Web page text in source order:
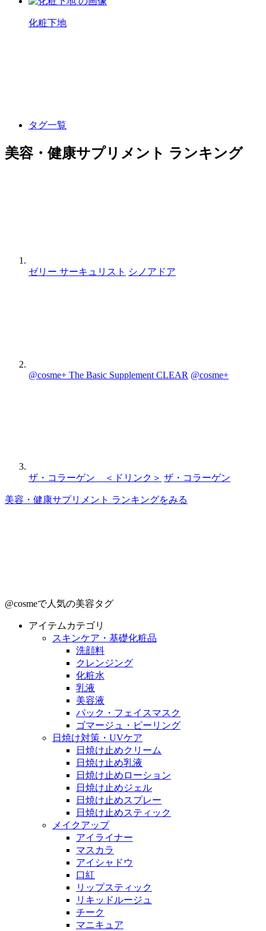
化粧下地
タグ一覧
美容・健康サプリメント ランキング
ゼリー サーキュリスト シノアドア
@cosme+ The Basic Supplement CLEAR @cosme+
ザ・コラーゲン ＜ドリンク＞ ザ・コラーゲン
美容・健康サプリメント ランキングをみる
@cosmeで人気の美容タグ
アイテムカテゴリ
スキンケア・基礎化粧品
洗顔料
クレンジング
化粧水
乳液
美容液
パック・フェイスマスク
ゴマージュ・ピーリング
日焼け対策・UVケア
日焼け止めクリーム
日焼け止め乳液
日焼け止めローション
日焼け止めジェル
日焼け止めスプレー
日焼け止めスティック
メイクアップ
アイライナー
マスカラ
アイシャドウ
口紅
リップスティック
リキッドルージュ
チーク
マニキュア